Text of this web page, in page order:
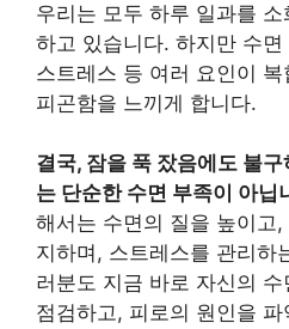
우리는 모두 하루 일과를
하고 있습니다. 하지만 수
스트레스 등 여러 요인이
피곤함을 느끼게 합니다.
결국, 잠을 푹 잤음에도 불
는 단순한 수면 부족이 아닙
해서는 수면의 질을 높이고
지하며, 스트레스를 관리하
러분도 지금 바로 자신의
점검하고, 피로의 원인을